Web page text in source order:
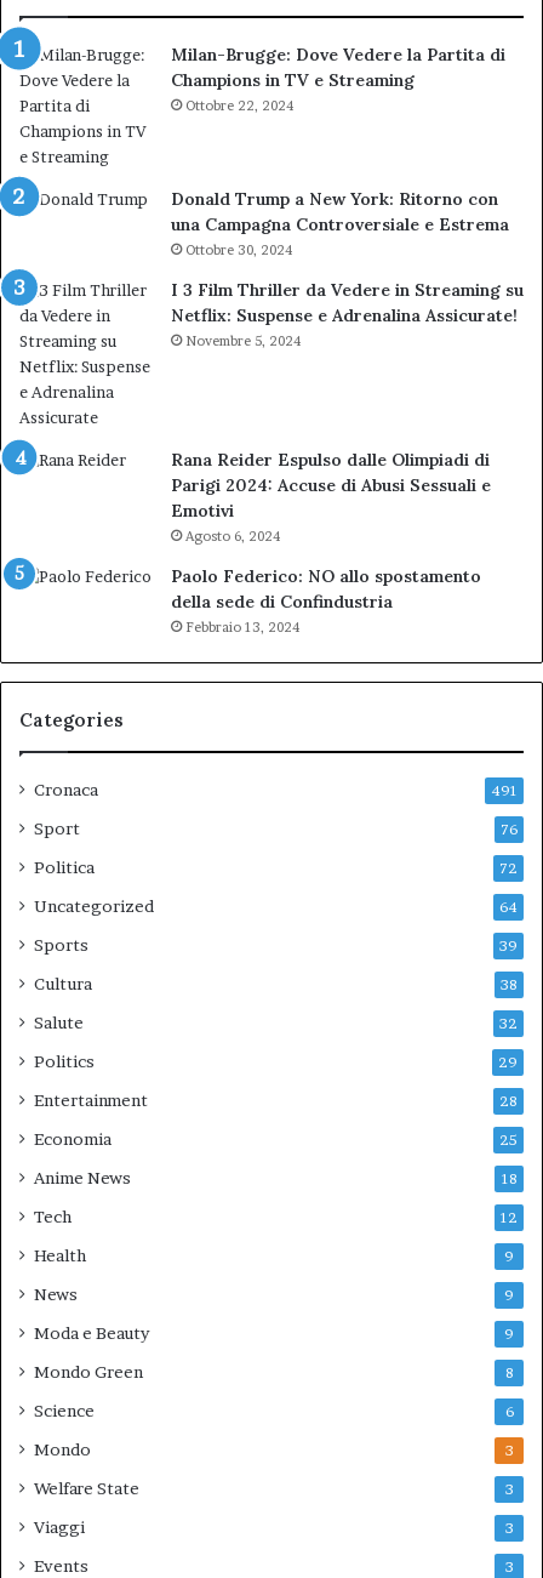
Milan-Brugge: Dove Vedere la Partita di
Champions in TV e Streaming
Ottobre 22, 2024
Donald Trump a New York: Ritorno con
una Campagna Controversiale e Estrema
Ottobre 30, 2024
I 3 Film Thriller da Vedere in Streaming su
Netflix: Suspense e Adrenalina Assicurate!
Novembre 5, 2024
Rana Reider Espulso dalle Olimpiadi di
Parigi 2024: Accuse di Abusi Sessuali e
Emotivi
Agosto 6, 2024
Paolo Federico: NO allo spostamento
della sede di Confindustria
Febbraio 13, 2024
Categories
Cronaca 491
Sport 76
Politica 72
Uncategorized 64
Sports 39
Cultura 38
Salute 32
Politics 29
Entertainment 28
Economia 25
Anime News 18
Tech 12
Health 9
News 9
Moda e Beauty 9
Mondo Green 8
Science 6
Mondo 3
Welfare State 3
Viaggi 3
Events 3